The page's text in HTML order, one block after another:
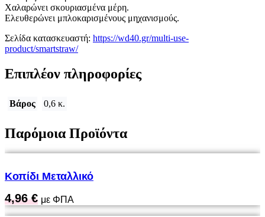
Χαλαρώνει σκουριασμένα μέρη.
Ελευθερώνει μπλοκαρισμένους μηχανισμούς.
Σελίδα κατασκευαστή: https://wd40.gr/multi-use-
product/smartstraw/
Επιπλέον πληροφορίες
Βάρος 0,6 κ.
Παρόμοια Προϊόντα
Κοπίδι Μεταλλικό
4,96€ με ΦΠΑ